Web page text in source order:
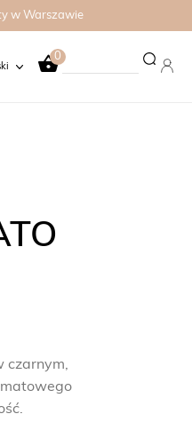
w Warszawie
0
czarnym,